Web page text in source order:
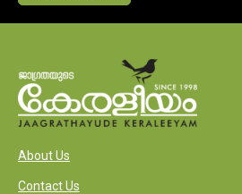
About Us
Contact Us